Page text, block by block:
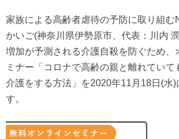
家族による高齢者虐待の予防に取り組む
かいご(神奈川県伊勢原市、代表：川内
増加が予測される介護自殺を防ぐため、
ミナー「コロナで高齢の親と離れていて
介護をする方法」を2020年11月18日(水)
す。